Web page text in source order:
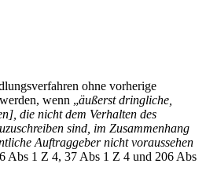
ohne vorherige
wenn „äußerst dringliche,
die nicht dem Verhalten des
sind, im Zusammenhang
Auftraggeber nicht voraussehen
Abs 1 Z 4, 37 Abs 1 Z 4 und 206 Abs